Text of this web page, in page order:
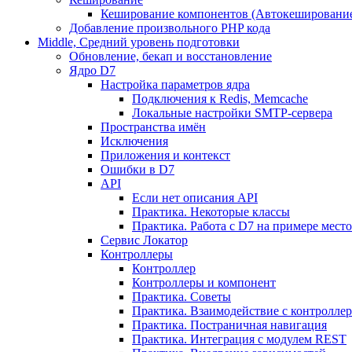
Кеширование компонентов
Добавление произвольного PHP кода
Middle, Средний уровень подготовки
Обновление, бекап и восстановление
Ядро D7
Настройка параметров ядра
Подключения к Redis, Memcache
Локальные настройки SMTP-сервера
Пространства имён
Исключения
Приложения и контекст
Ошибки в D7
API
Если нет описания API
Практика. Некоторые классы
Практика. Работа с D7 на примере
Сервис Локатор
Контроллеры
Контроллер
Контроллеры и компонент
Практика. Советы
Практика. Взаимодействие с
Практика. Постраничная навигация
Практика. Интеграция с модулем REST